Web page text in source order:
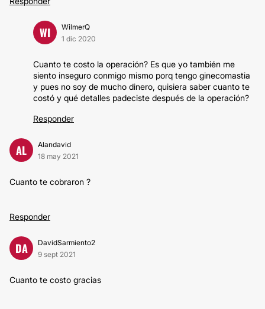
WI
WilmerQ
1 dic 2020
Cuanto te costo la operación? Es que yo también me
siento inseguro conmigo mismo porq tengo ginecomastia
y pues no soy de mucho dinero, quisiera saber cuanto te
costó y qué detalles padeciste después de la operación?
Responder
AL
Alandavid
18 may 2021
Cuanto te cobraron ?
Responder
DA
DavidSarmiento2
9 sept 2021
Cuanto te costo gracias